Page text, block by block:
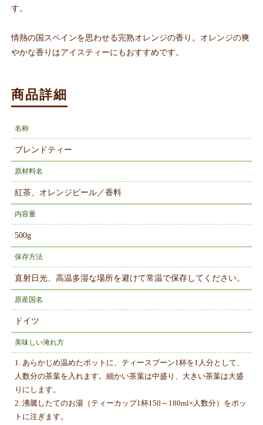
す。
情熱の国スペインを思わせる完熟オレンジの香り。オレンジの爽
やかな香りはアイスティーにもおすすめです。
商品詳細
名称
ブレンドティー
原材料名
紅茶、オレンジピール／香料
内容量
500g
保存方法
直射日光、高温多湿な場所を避けて常温で保存してください。
原産国名
ドイツ
美味しい淹れ方
1. あらかじめ温めたポットに、ティースプーン1杯を1人分として、
人数分の茶葉を入れます。細かい茶葉は中盛り、大きい茶葉は大盛
りにします。
2. 沸騰したてのお湯（ティーカップ1杯150～180ml×人数分）をポッ
トに注ぎます。